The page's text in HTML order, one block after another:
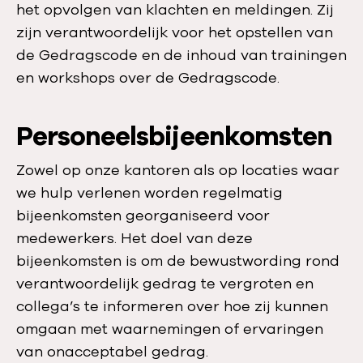
het opvolgen van klachten en meldingen. Zij
zijn verantwoordelijk voor het opstellen van
de Gedragscode en de inhoud van trainingen
en workshops over de Gedragscode.
Personeelsbijeenkomsten
Zowel op onze kantoren als op locaties waar
we hulp verlenen worden regelmatig
bijeenkomsten georganiseerd voor
medewerkers. Het doel van deze
bijeenkomsten is om de bewustwording rond
verantwoordelijk gedrag te vergroten en
collega’s te informeren over hoe zij kunnen
omgaan met waarnemingen of ervaringen
van onacceptabel gedrag.